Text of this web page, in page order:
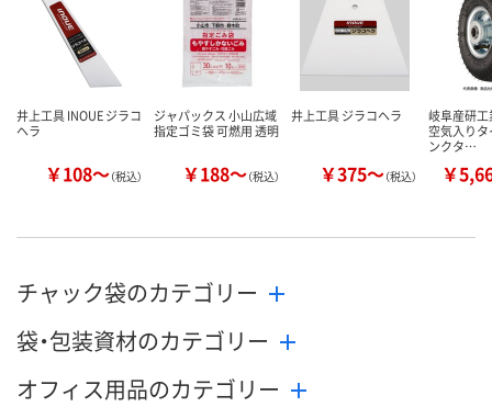
井上工具 INOUE ジラコ
ヘラ
￥108～（税込）
ジャパックス 小山広域
指定ゴミ袋 可燃用 透明
￥188～（税込）
井上工具 ジラコヘラ
￥375～（税込）
岐阜産研工
空気入り
ンクタ…
￥
チャック袋のカテゴリー
袋・包装資材のカテゴリー
オフィス用品のカテゴリー